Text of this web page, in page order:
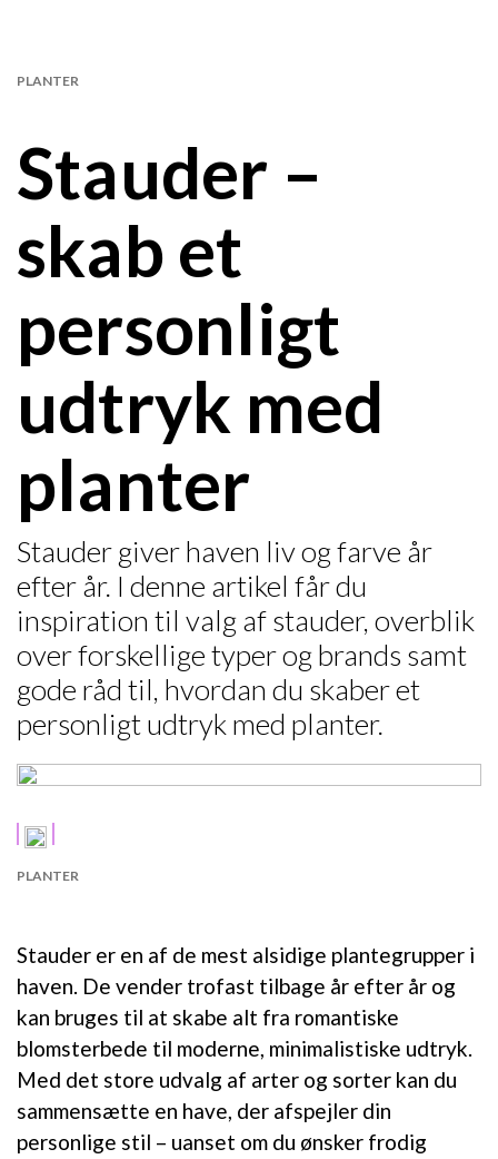
Stauder –
skab et
personligt
udtryk med
planter
PLANTER
Stauder giver haven liv og farve år
efter år. I denne artikel får du
inspiration til valg af stauder, overblik
over forskellige typer og brands samt
gode råd til, hvordan du skaber et
personligt udtryk med planter.
PLANTER
Stauder er en af de mest alsidige plantegrupper i
haven. De vender trofast tilbage år efter år og
kan bruges til at skabe alt fra romantiske
blomsterbede til moderne, minimalistiske udtryk.
Med det store udvalg af arter og sorter kan du
sammensætte en have, der afspejler din
personlige stil – uanset om du ønsker frodig